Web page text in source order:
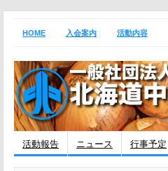
HOME 入会案内 活動内容
活動報告 ニュース 行事予定